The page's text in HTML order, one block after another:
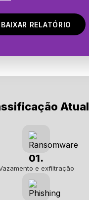
BAIXAR RELATÓRIO
Atual
01.
e exfiltração